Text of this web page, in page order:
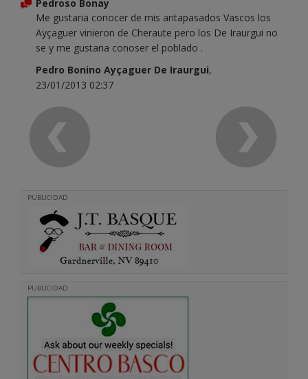
Pedroso Bonay
Me gustaria conocer de mis antapasados Vascos los
Ayçaguer vinieron de Cheraute pero los De Iraurgui no
se y me gustaria conoser el poblado .
Pedro Bonino Ayçaguer De Iraurgui,
23/01/2013 02:37
PUBLICIDAD
PUBLICIDAD